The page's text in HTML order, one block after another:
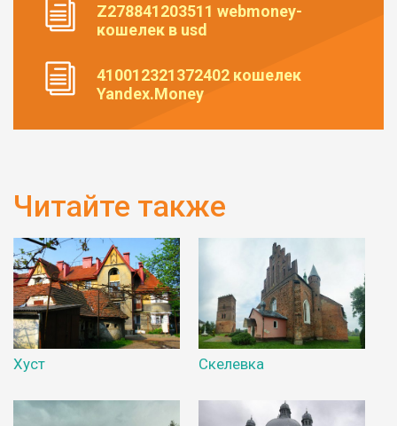
Z278841203511 webmoney-
кошелек в usd
410012321372402 кошелек
Yandex.Money
Читайте также
Хуст Скелевка